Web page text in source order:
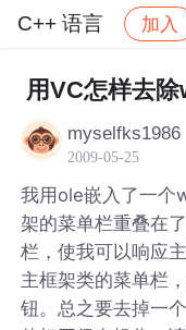
C++ 语言 加入
社区 C++ 语言
用VC怎样去
myselfks1986
2009-05-25
我用ole嵌入了一个
架的菜单栏重叠在
栏，使我可以响应
主框架类的菜单栏
钮。总之要去掉一